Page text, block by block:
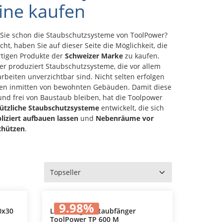
kaufen
schon die Staubschutzsysteme von ToolPower?
haben Sie auf dieser Seite die Möglichkeit, die
Produkte der Schweizer Marke zu kaufen.
produziert Staubschutzsysteme, die vor allem
unverzichtbar sind. Nicht selten erfolgen
inmitten von bewohnten Gebäuden. Damit diese
frei von Baustaub bleiben, hat die Toolpower
Staubschutzsysteme entwickelt, die sich
aufbauen lassen und Nebenräume vor
.
9.98%
Luftreiniger, Staubfänger
ToolPower TP 600 M